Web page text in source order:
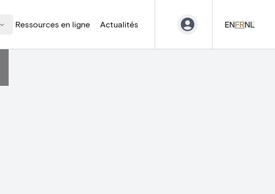
Ressources en ligne Actualités ENFRNL